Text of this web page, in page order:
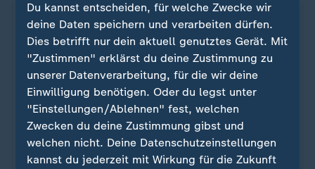
Da Dampfreiniger in der Regel mit Leitungswasser
betrieben werden, ist eine regelmäßige
Entkalkung notwendig, um Kalkablagerungen zu
vermeiden und die Funktionsfähigkeit des Geräts
zu erhalten. Wichtig: Beachten Sie unbedingt die
Entkalkungshinweise des Herstellers, da die
Vorgehensweise je nach Modell unterschiedlich
sein kann.
Du kannst entscheiden, für welche Zwecke wir
deine Daten speichern und verarbeiten dürfen.
Dies betrifft nur dein aktuell genutztes Gerät. Mit
"Zustimmen" erklärst du deine Zustimmung zu
unserer Datenverarbeitung, für die wir deine
Einwilligung benötigen. Oder du legst unter
"Einstellungen/Ablehnen" fest, welchen
Zwecken du deine Zustimmung gibst und
welchen nicht. Deine Datenschutzeinstellungen
kannst du jederzeit mit Wirkung für die Zukunft